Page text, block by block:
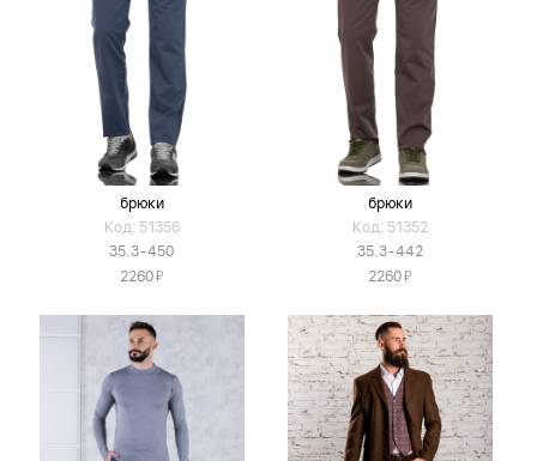
брюки
Код: 51356
35.3-450
2260Я
брюки
Код: 51352
35.3-442
2260Я